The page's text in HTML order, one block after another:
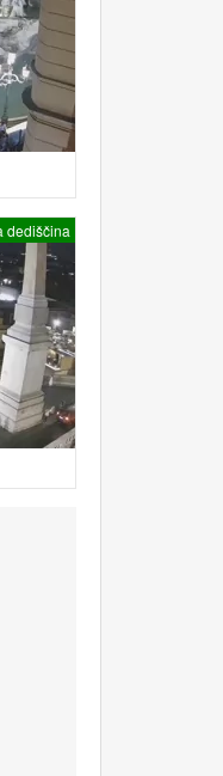
dediščina